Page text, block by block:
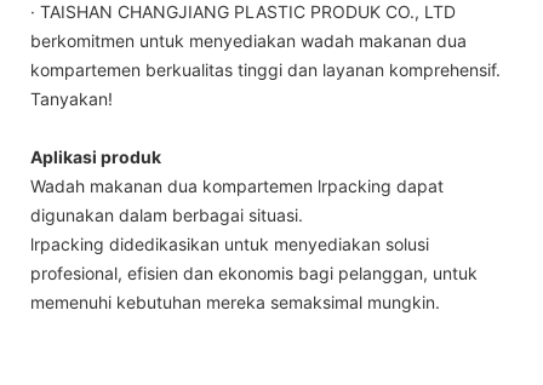
· TAISHAN CHANGJIANG PLASTIC PRODUK CO., LTD
berkomitmen untuk menyediakan wadah makanan dua
kompartemen berkualitas tinggi dan layanan komprehensif.
Tanyakan!
Aplikasi produk
Wadah makanan dua kompartemen lrpacking dapat
digunakan dalam berbagai situasi.
lrpacking didedikasikan untuk menyediakan solusi
profesional, efisien dan ekonomis bagi pelanggan, untuk
memenuhi kebutuhan mereka semaksimal mungkin.